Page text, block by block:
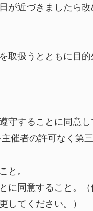
が近づきましたら
取扱うとともに目
することに同意し
催者の許可なく第
と。
に同意すること。
してください。）